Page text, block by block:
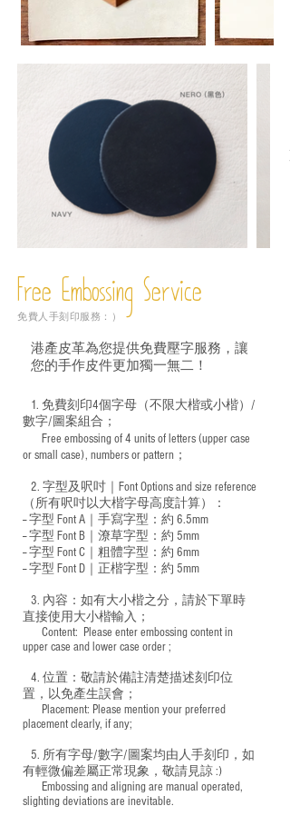
Free Embossing Service
免費人手刻印服務：）
港產皮革為您提供免費壓字服務，讓
您的手作皮件更加獨一無二！
1. 免費刻印4個字母（不限大楷或小楷）/
數字/圖案組合；
Free embossing of 4 units of letters (upper case
or small case), numbers or pattern；
2. 字型及呎吋｜ Font Options and size reference
（所有呎吋以大楷字母高度計算）：
-- 字型 Font A｜手寫字型：約 6.5mm
-- 字型 Font B｜潦草字型： 約 5mm
-- 字型 Font C｜粗體字型：約 6mm
-- 字型 Font D｜正楷字型： 約 5mm
3. 內容：如有大小楷之分，請於下單時
直接使用大小楷輸入；
​ Content: Please enter embossing content in
upper case and lower case order ;
4. 位置：敬請於備註清楚描述刻印位
置，以免產生誤會；
​ Placement: Please mention your preferred
placement clearly, if any;
5. 所有字母/數字/圖案均由人手刻印，如
有輕微偏差屬正常現象，敬請見諒 :)
​ Embossing and aligning are manual operated,
slighting deviations are inevitable.